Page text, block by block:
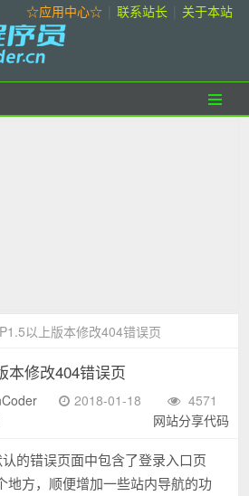
☆应用中心☆ 联系站长 关于本站
以上版本修改404错误页
本修改404错误页
2018-01-18
4571
网站分享代码
的错误页面中包含了登录入口页
地方，顺便增加一些站内导航的功